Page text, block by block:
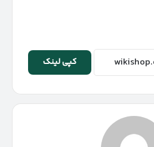
کپی لینک